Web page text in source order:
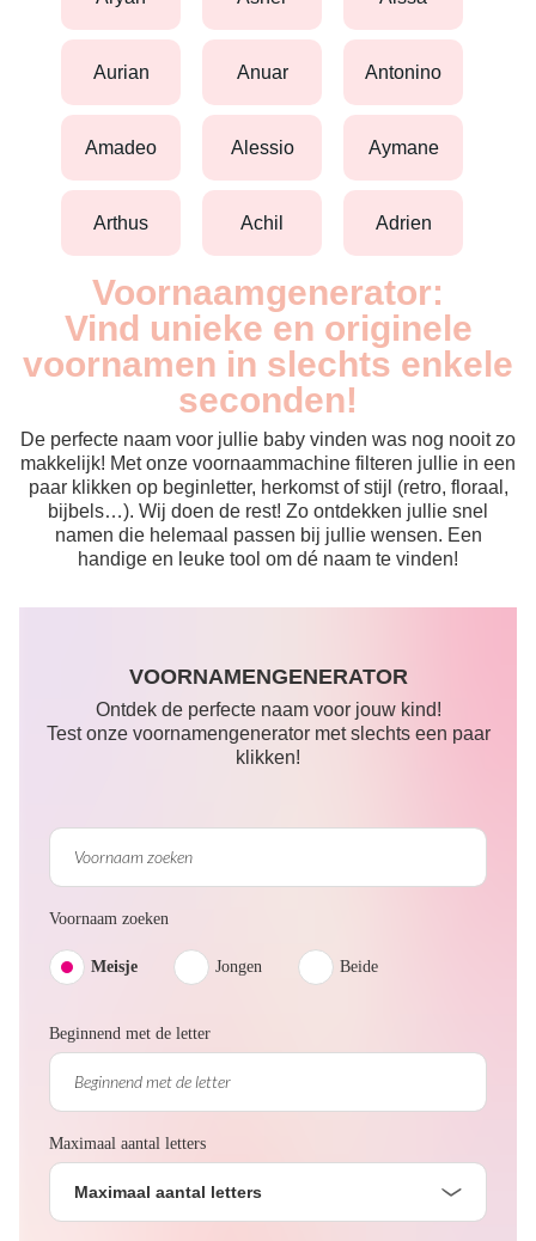
aurian anuar antonino
amadeo alessio aymane
arthus achil adrien
Voornaamgenerator:
Vind unieke en originele
voornamen in slechts enkele
seconden!
De perfecte naam voor jullie baby vinden was nog nooit zo
makkelijk! Met onze voornaammachine filteren jullie in een
paar klikken op beginletter, herkomst of stijl (retro, floraal,
bijbels…). Wij doen de rest! Zo ontdekken jullie snel
namen die helemaal passen bij jullie wensen. Een
handige en leuke tool om dé naam te vinden!
VOORNAMENGENERATOR
Ontdek de perfecte naam voor jouw kind!
Test onze voornamengenerator met slechts een paar
klikken!
Voornaam zoeken
Meisje Jongen Beide
Beginnend met de letter
Maximaal aantal letters
Maximaal aantal letters